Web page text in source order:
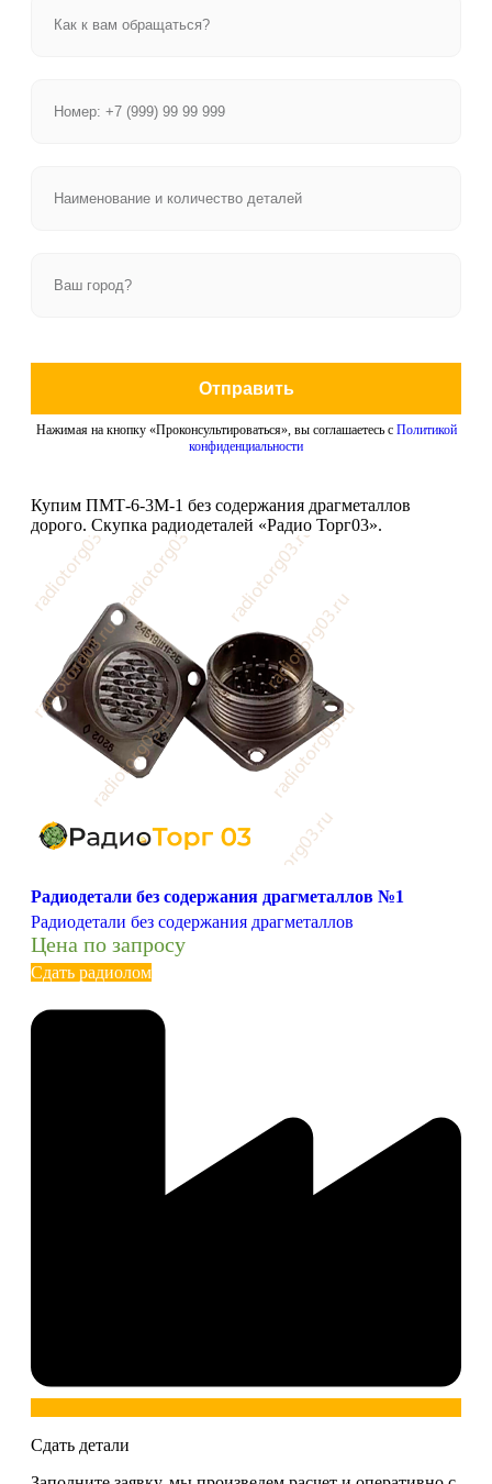
Отправить
Нажимая на кнопку «Проконсультироваться», вы соглашаетесь с Политикой
конфиденциальности
Купим ПМТ-6-3М-1 без содержания драгметаллов
дорого. Скупка радиодеталей «Радио Торг03».
Радиодетали без содержания драгметаллов №1
Радиодетали без содержания драгметаллов
Цена по запросу
Сдать радиолом
Сдать детали